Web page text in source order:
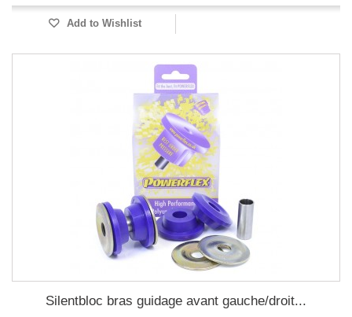
Add to Wishlist
Silentbloc bras guidage avant gauche/droit...